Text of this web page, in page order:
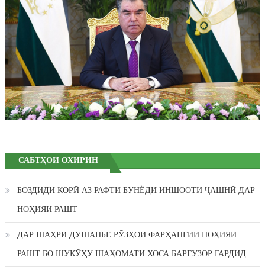
САБТҲОИ ОХИРИН
БОЗДИДИ КОРӢ АЗ РАФТИ БУНЁДИ ИНШООТИ ҶАШНӢ ДАР
НОҲИЯИ РАШТ
ДАР ШАҲРИ ДУШАНБЕ РӮЗҲОИ ФАРҲАНГИИ НОҲИЯИ
РАШТ БО ШУКӮҲУ ШАҲОМАТИ ХОСА БАРГУЗОР ГАРДИД